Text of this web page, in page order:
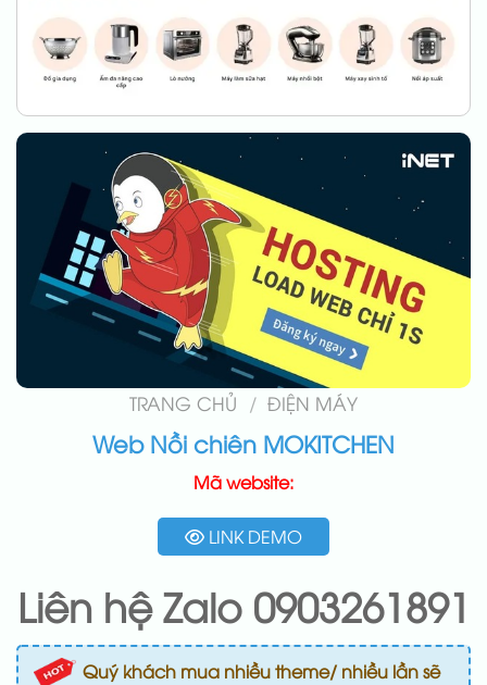
TRANG CHỦ / ĐIỆN MÁY
Web Nồi chiên MOKITCHEN
Mã website:
LINK DEMO
Liên hệ Zalo 0903261891
Quý khách mua nhiều theme/ nhiều lần sẽ